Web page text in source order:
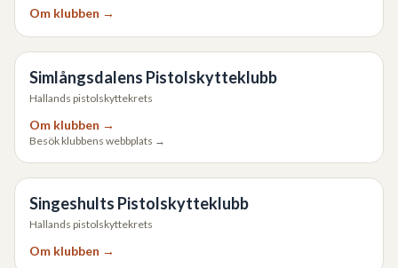
Om klubben →
Simlångsdalens Pistolskytteklubb
Hallands pistolskyttekrets
Om klubben →
Besök klubbens webbplats →
Singeshults Pistolskytteklubb
Hallands pistolskyttekrets
Om klubben →